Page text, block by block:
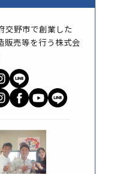
交野市で創業した
販売等を行う株式会